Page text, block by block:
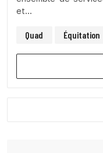
et...
Quad Équitation